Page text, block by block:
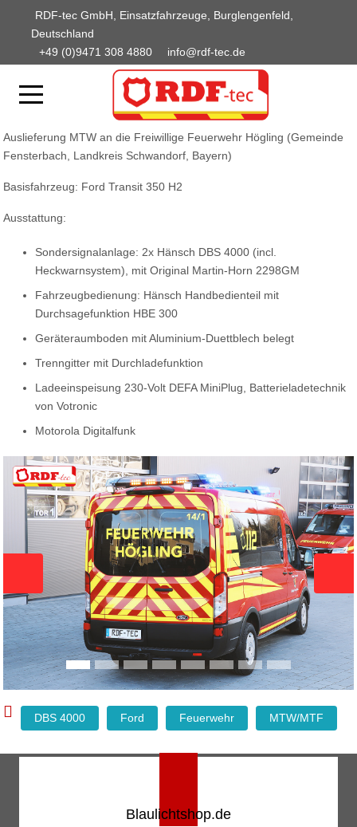
RDF-tec GmbH, Einsatzfahrzeuge, Burglengenfeld,
Deutschland
+49 (0)9471 308 4880
info@rdf-tec.de
Auslieferung MTW an die Freiwillige Feuerwehr Högling (Gemeinde
Fensterbach, Landkreis Schwandorf, Bayern)
Basisfahrzeug: Ford Transit 350 H2
Ausstattung:
Sondersignalanlage: 2x Hänsch DBS 4000 (incl.
Heckwarnsystem), mit Original Martin-Horn 2298GM
Fahrzeugbedienung: Hänsch Handbedienteil mit
Durchsagefunktion HBE 300
Geräteraumboden mit Aluminium-Duettblech belegt
Trenngitter mit Durchladefunktion
Ladeeinspeisung 230-Volt DEFA MiniPlug, Batterieladetechnik
von Votronic
Motorola Digitalfunk
DBS 4000 Ford Feuerwehr MTW/MTF
Blaulichtshop.de